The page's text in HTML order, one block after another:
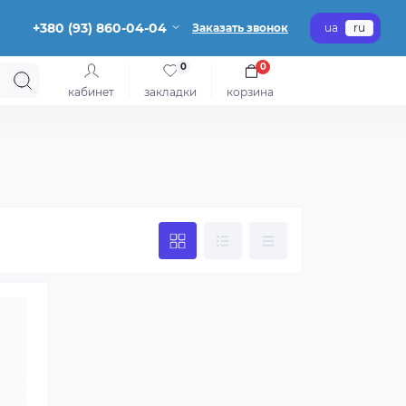
+380 (93) 860-04-04 Заказать звонок ua ru
кабинет закладки
0
корзина
0